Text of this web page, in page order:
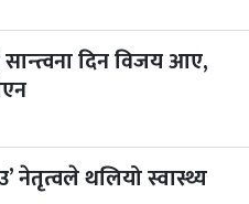
३ महिना बाँकी
सान्त्वना दिन विजय आए,
नेतृत्वले थलियो स्वास्थ्य